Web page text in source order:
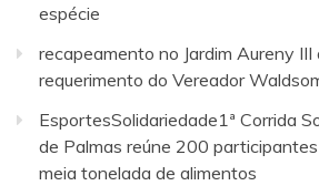
espécie
recapeamento no Jardim Aureny III
requerimento do Vereador
EsportesSolidariedade1ª Corrida
de Palmas reúne 200
meia tonelada de alimentos